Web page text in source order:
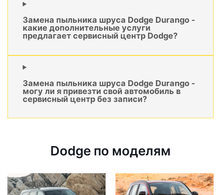
Замена пыльника шруса Dodge Durango -
какие дополнительные услуги
предлагает сервисный центр Dodge?
Замена пыльника шруса Dodge Durango -
могу ли я привезти свой автомобиль в
сервисный центр без записи?
Dodge по моделям